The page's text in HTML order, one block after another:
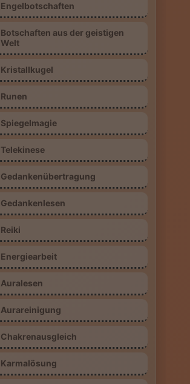
Engelbotschaften
Botschaften aus der geistigen
Welt
Kristallkugel
Runen
Spiegelmagie
Telekinese
Gedankenübertragung
Gedankenlesen
Reiki
Energiearbeit
Auralesen
Aurareinigung
Chakrenausgleich
Karmalösung